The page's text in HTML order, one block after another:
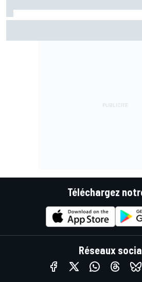
Téléchargez
Réseaux